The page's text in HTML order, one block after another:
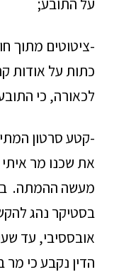
על התובע;
-ציטוטים מתוך
כתות על אודות
לכאורה, כי
-קטע סרטון
את שכנו מר
מעשה ההמתה.
בסטיקר נהג
אובססיבי, עד
הדין נקבע כי